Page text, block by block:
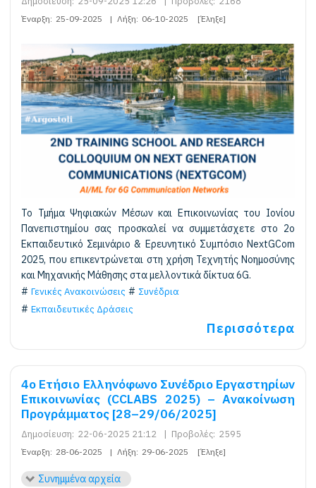
Έναρξη: 25-09-2025 | Λήξη: 06-10-2025 [Έληξε]
Το Τμήμα Ψηφιακών Μέσων και Επικοινωνίας του Ιονίου
Πανεπιστημίου σας προσκαλεί να συμμετάσχετε στο 2ο
Εκπαιδευτικό Σεμινάριο & Ερευνητικό Συμπόσιο NextGCom
2025, που επικεντρώνεται στη χρήση Τεχνητής Νοημοσύνης
και Μηχανικής Μάθησης στα μελλοντικά δίκτυα 6G.
Γενικές Ανακοινώσεις
Συνέδρια
Εκπαιδευτικές Δράσεις
Περισσότερα
4ο Ετήσιο Ελληνόφωνο Συνέδριο Εργαστηρίων
Επικοινωνίας (CCLABS 2025) – Ανακοίνωση
Προγράμματος [28–29/06/2025]
Δημοσίευση: 22-06-2025 21:12 | Προβολές: 2595
Έναρξη: 28-06-2025 | Λήξη: 29-06-2025 [Έληξε]
Συνημμένα αρχεία